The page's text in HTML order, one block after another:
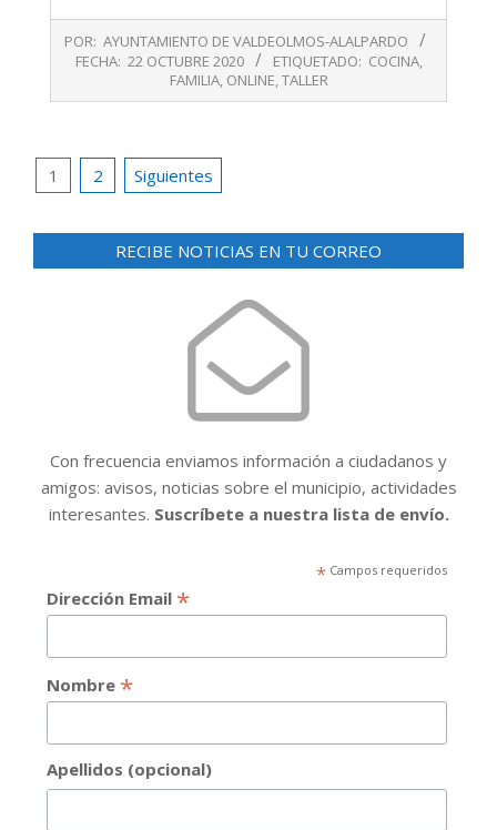
10-
POR: AYUNTAMIENTO DE VALDEOLMOS-ALALPARDO
FECHA: 22 OCTUBRE 2020 ETIQUETADO: COCINA,
FAMILIA, ONLINE,TALLER
Paginación
entradas
1 2 Siguientes
RECIBE NOTICIAS EN TU CORREO
Con frecuencia enviamos información a ciudadanos y
amigos: avisos, noticias sobre el municipio, actividades
interesantes. Suscríbete a nuestra lista de envío.
*Campos requeridos
Dirección Email *
Nombre *
Apellidos (opcional)